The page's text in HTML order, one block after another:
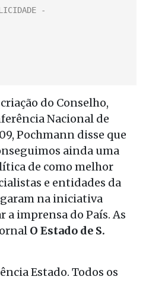
do Conselho,
Nacional de
Pochmann disse que
ainda uma
de como melhor
e entidades da
na iniciativa
imprensa do País. As
O Estado de S.
Estado. Todos os